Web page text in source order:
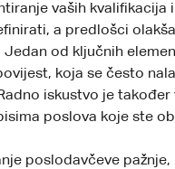
vaših kvalifikacija
a predlošci
Jedan od ključnih
koja se često
iskustvo je također
poslova koje ste
poslodavčeve pažnje,